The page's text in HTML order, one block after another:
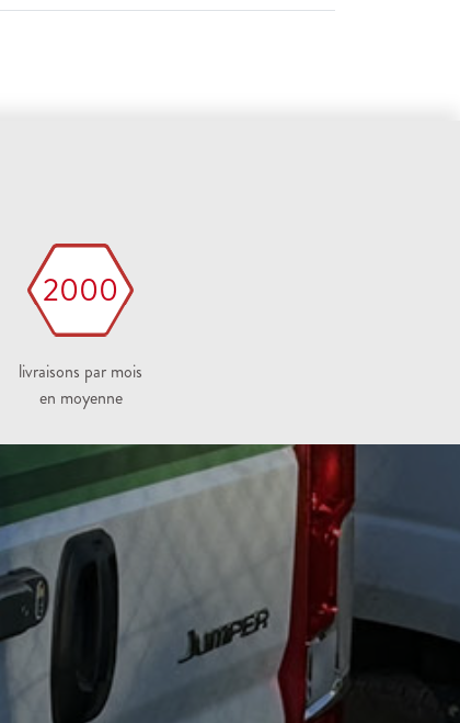
2000
livraisons par mois
en moyenne